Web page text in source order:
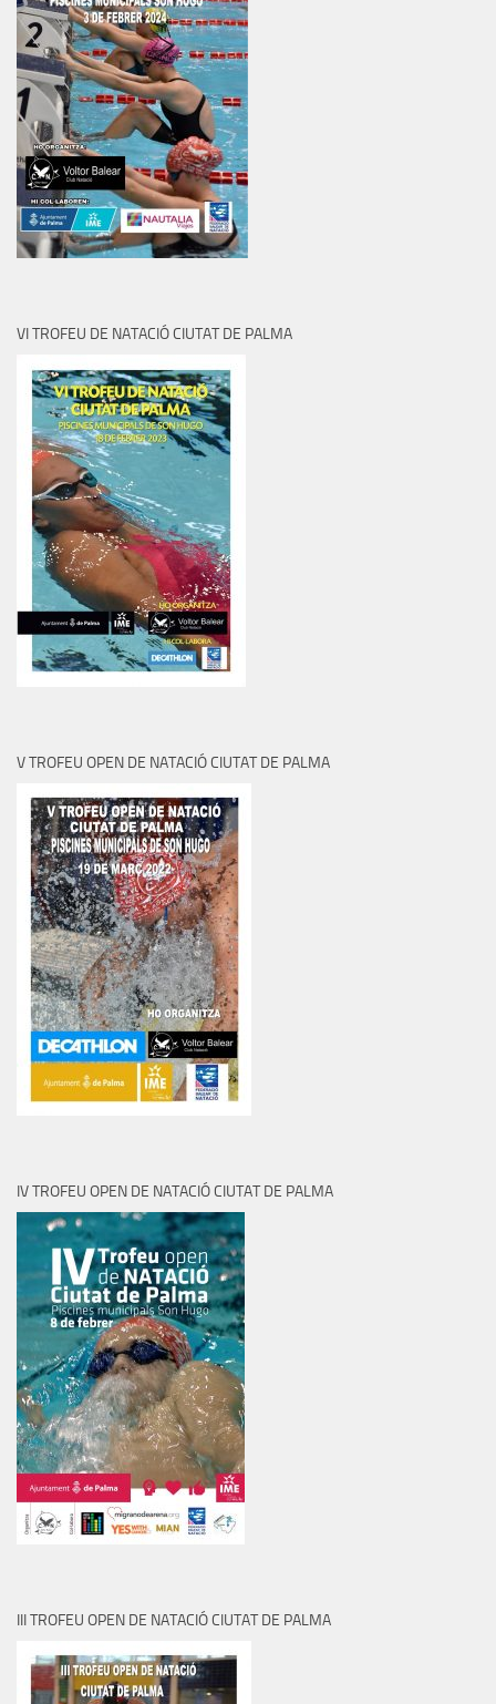
VI TROFEU DE NATACIÓ CIUTAT DE PALMA
V TROFEU OPEN DE NATACIÓ CIUTAT DE PALMA
IV TROFEU OPEN DE NATACIÓ CIUTAT DE PALMA
III TROFEU OPEN DE NATACIÓ CIUTAT DE PALMA